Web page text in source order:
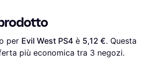
per Evil West PS4 è 5,12 €. Questa
più economica tra 3 negozi.